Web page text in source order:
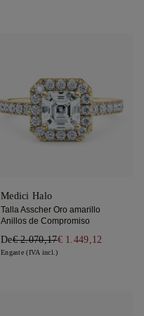
Medici Halo
Talla Asscher Oro amarillo
Anillos de Compromiso
De€ 2.070,17€ 1.449,12
Engaste (IVA incl.)